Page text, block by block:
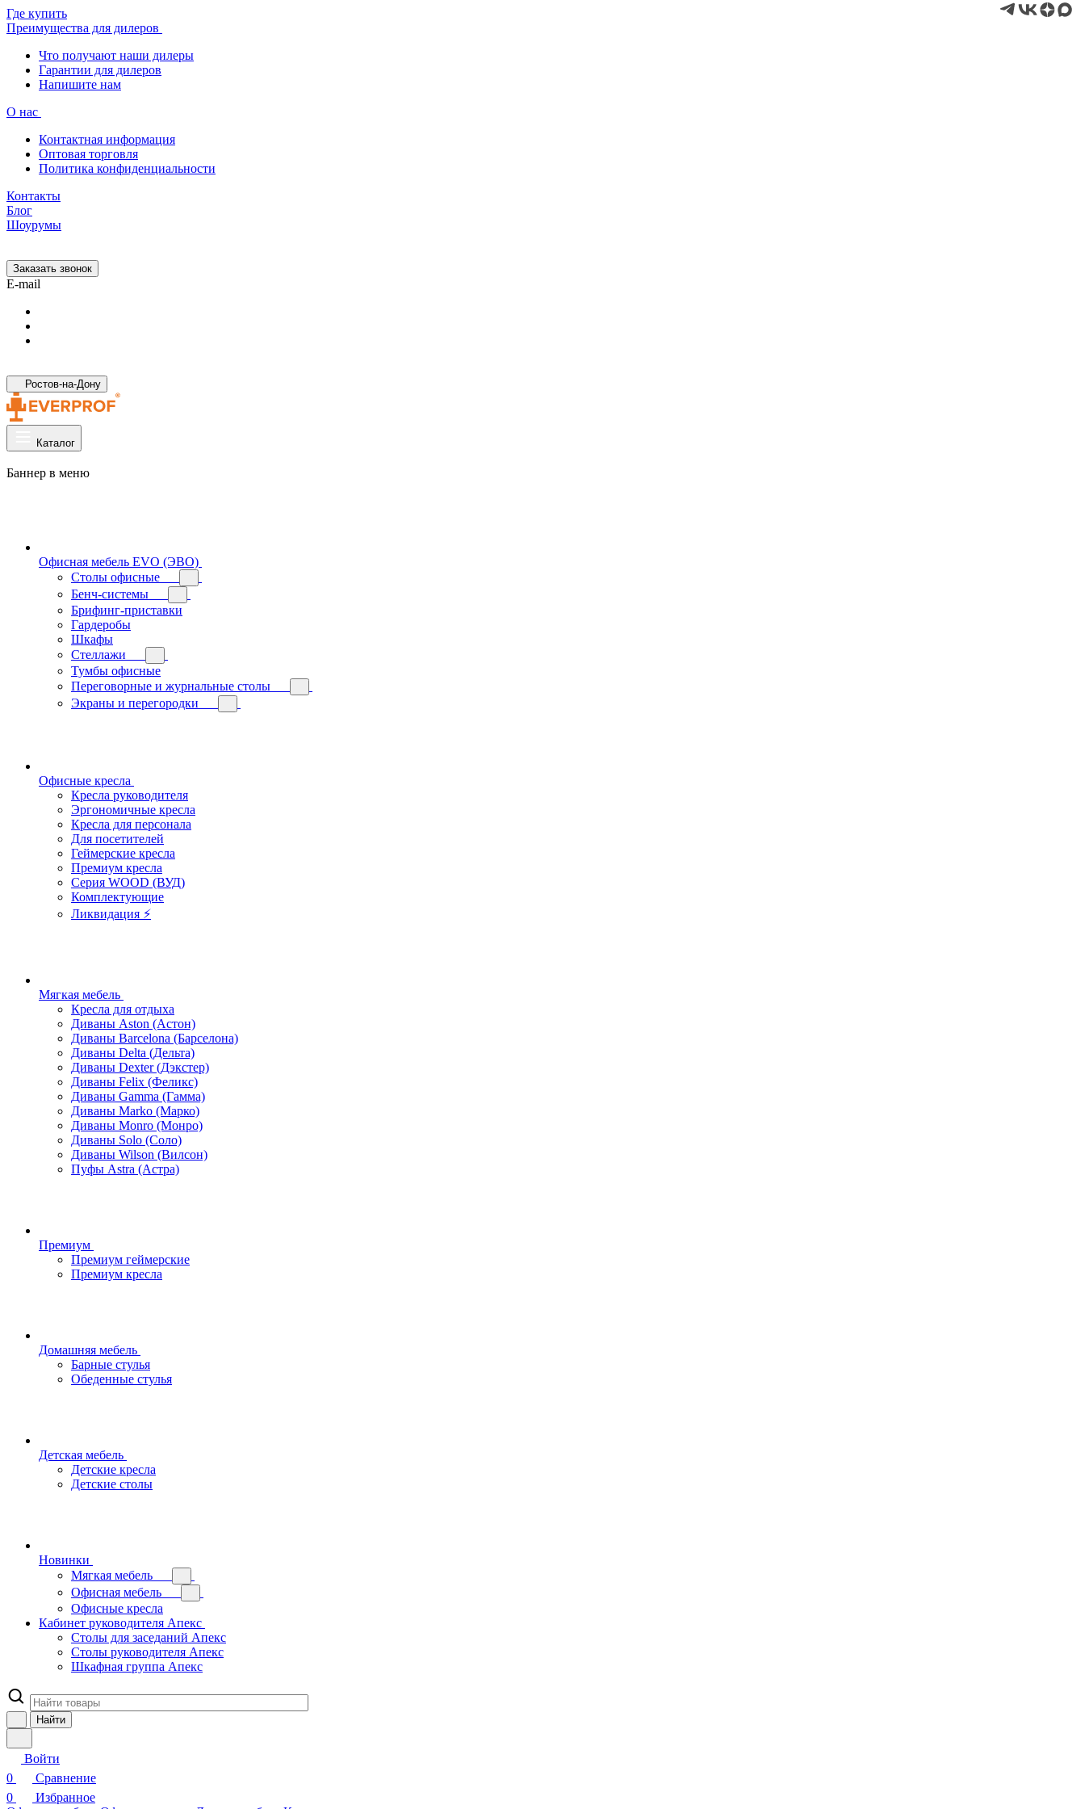
Где купить
Преимущества для дилеров
Что получают наши дилеры
Гарантии для дилеров
Напишите нам
О нас
Контактная информация
Оптовая торговля
Политика конфиденциальности
Контакты
Блог
Шоурумы
Заказать звонок
E-mail
Ростов-на-Дону
Каталог
Баннер в меню
Офисная мебель EVO (ЭВО)
Cтолы офисные
Бенч-системы
Брифинг-приставки
Гардеробы
Шкафы
Стеллажи
Тумбы офисные
Переговорные и журнальные столы
Экраны и перегородки
Офисные кресла
Кресла руководителя
Эргономичные кресла
Кресла для персонала
Для посетителей
Геймерские кресла
Премиум кресла
Серия WOOD (ВУД)
Комплектующие
Ликвидация ⚡
Мягкая мебель
Кресла для отдыха
Диваны Aston (Астон)
Диваны Barcelona (Барселона)
Диваны Delta (Дельта)
Диваны Dexter (Дэкстер)
Диваны Felix (Феликс)
Диваны Gamma (Гамма)
Диваны Marko (Марко)
Диваны Monro (Монро)
Диваны Solo (Соло)
Диваны Wilson (Вилсон)
Пуфы Astra (Астра)
Премиум
Премиум геймерские
Премиум кресла
Домашняя мебель
Барные стулья
Обеденные стулья
Детская мебель
Детские кресла
Детские столы
Новинки
Мягкая мебель
Офисная мебель
Офисные кресла
Кабинет руководителя Апекс
Столы для заседаний Апекс
Столы руководителя Апекс
Шкафная группа Апекс
Найти
Войти
0
Сравнение
0
Избранное